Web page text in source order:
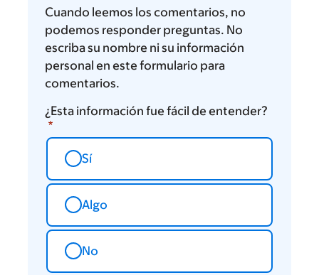
Cuando leemos los comentarios, no
podemos responder preguntas. No
escriba su nombre ni su información
personal en este formulario para
comentarios.
¿Esta información fue fácil de entender?
Sí
Algo
No